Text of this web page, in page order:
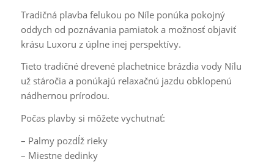
Tradičná plavba felukou po Níle ponúka pokojný
oddych od poznávania pamiatok a možnosť objaviť
krásu Luxoru z úplne inej perspektívy.
Tieto tradičné drevené plachetnice brázdia vody Nílu
už stáročia a ponúkajú relaxačnú jazdu obklopenú
nádhernou prírodou.
Počas plavby si môžete vychutnať:
– Palmy pozdĺž rieky
– Miestne dedinky